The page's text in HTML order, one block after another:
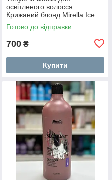
освітленого волосся
Крижаний блонд Mirella Ice
Your BLONDesty Mask 1000
мл
Готово до відправки
700 ₴
Купити